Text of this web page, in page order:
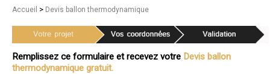
Accueil > Devis ballon thermodynamique
Remplissez ce formulaire et recevez votre Devis ballon
thermodynamique gratuit.